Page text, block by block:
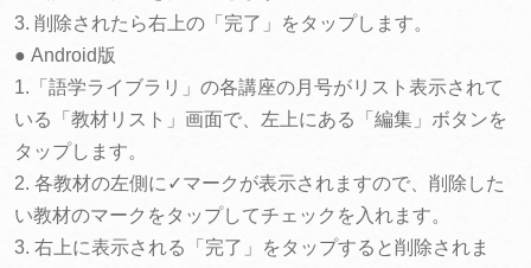
3. 削除されたら右上の「完了」をタップします。
● Android版
1.「語学ライブラリ」の各講座の月号がリスト表示されて
いる「教材リスト」画面で、左上にある「編集」ボタンを
タップします。
2. 各教材の左側に✓マークが表示されますので、削除した
い教材のマークをタップしてチェックを入れます。
3. 右上に表示される「完了」をタップすると削除されま